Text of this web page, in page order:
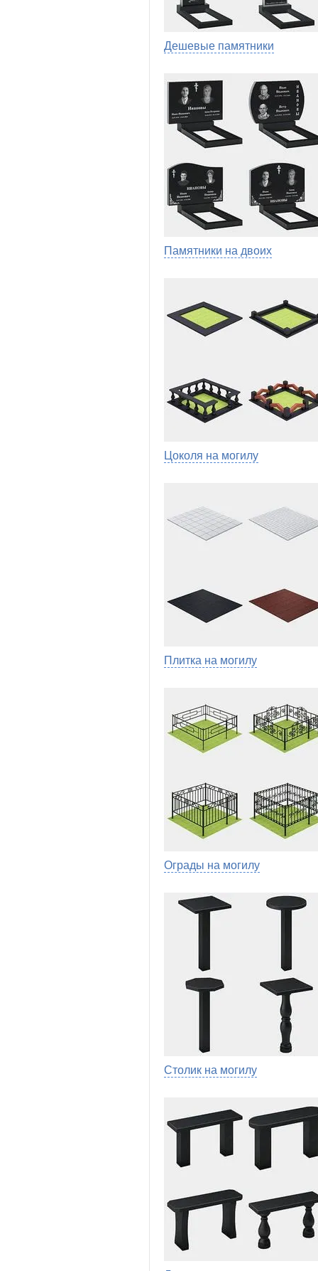
Дешевые памятники
Памятники на двоих
Цоколя на могилу
Плитка на могилу
Ограды на могилу
Столик на могилу